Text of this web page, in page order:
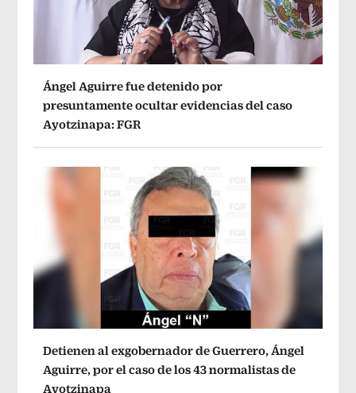
Ángel Aguirre fue detenido por
presuntamente ocultar evidencias del caso
Ayotzinapa: FGR
Detienen al exgobernador de Guerrero, Ángel
Aguirre, por el caso de los 43 normalistas de
Ayotzinapa